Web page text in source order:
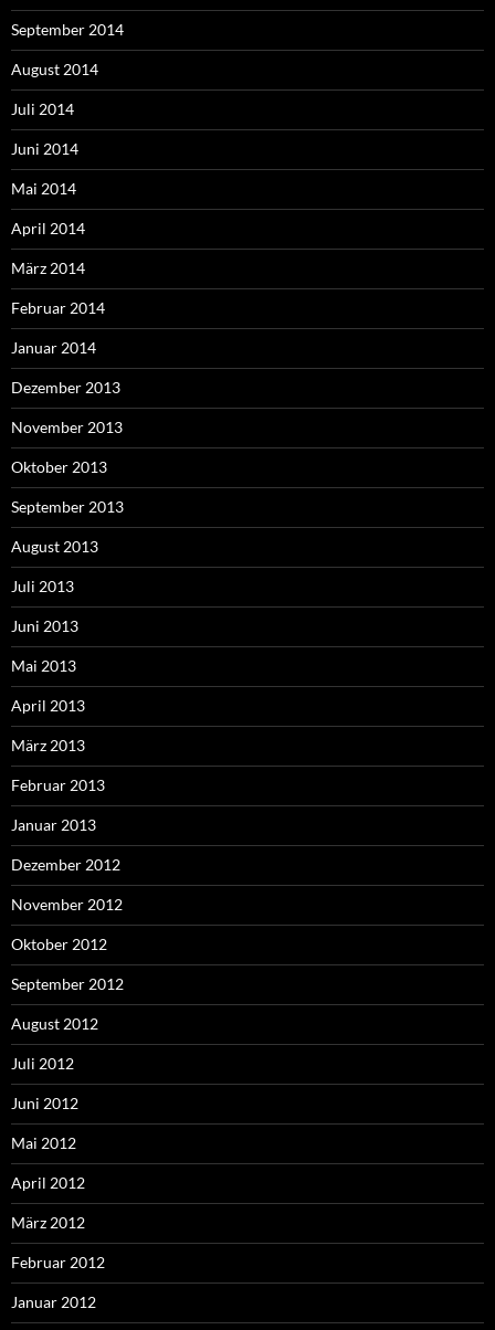
September 2014
August 2014
Juli 2014
Juni 2014
Mai 2014
April 2014
März 2014
Februar 2014
Januar 2014
Dezember 2013
November 2013
Oktober 2013
September 2013
August 2013
Juli 2013
Juni 2013
Mai 2013
April 2013
März 2013
Februar 2013
Januar 2013
Dezember 2012
November 2012
Oktober 2012
September 2012
August 2012
Juli 2012
Juni 2012
Mai 2012
April 2012
März 2012
Februar 2012
Januar 2012